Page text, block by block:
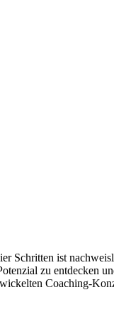
Schritten ist
zu entdecken
Coaching-